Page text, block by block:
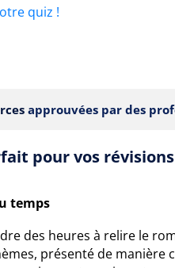
quiz !
approuvées par des
pour vos révisions
temps
des heures à relire le
présenté de manière